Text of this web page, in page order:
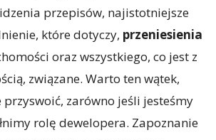
przepisów, najistotniejsze
które dotyczy, przeniesienia
oraz wszystkiego, co jest z
związane. Warto ten wątek,
przyswoić, zarówno jeśli jesteśmy
rolę dewelopera. Zapoznanie